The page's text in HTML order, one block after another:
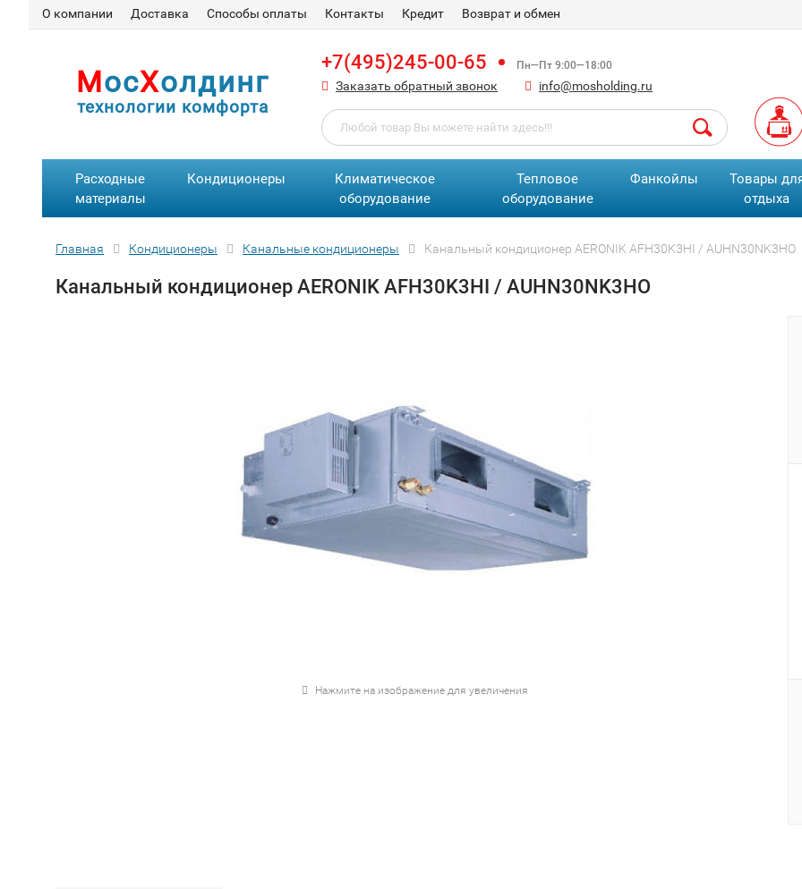
О компании Доставка Способы оплаты Контакты Кредит Возврат и обмен
МосХолдинг
технологии комфорта
+7(495)245-00-65 Пн—Пт 9:00—18:00
Заказать обратный звонок info@mosholding.ru
Расходные
материалы
Кондиционеры
Климатическое
оборудование
Тепловое
оборудование
Фанкойлы
Товары
отдыха
Главная Кондиционеры Канальные кондиционеры Канальный кондиционер AERONIK AFH30K3HI / AUHN30NK3HO
Канальный кондиционер AERONIK AFH30K3HI / AUHN30NK3HO
Нажмите на изображение для увеличения